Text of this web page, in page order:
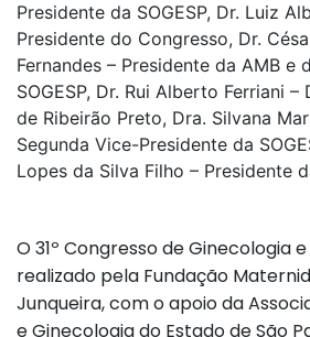
Presidente da SOGESP, Dr. Luiz
Presidente do Congresso, Dr.
Fernandes – Presidente da AMB
SOGESP, Dr. Rui Alberto Ferriani
de Ribeirão Preto, Dra. Silvana
Segunda Vice-Presidente da
Lopes da Silva Filho – Presidente
O 31º Congresso de Ginecologia
realizado pela Fundação
Junqueira, com o apoio da
e Ginecologia do Estado de São